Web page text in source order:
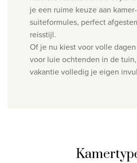
je een ruime keuze aan
suiteformules, perfect
reisstijl.
Of je nu kiest voor volle
voor luie ochtenden in de
vakantie volledig je eigen